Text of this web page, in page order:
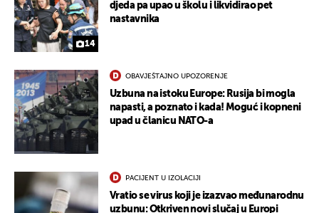
14
djeda pa upao u školu i likvidirao pet
nastavnika
OBAVJEŠTAJNO UPOZORENJE
Uzbuna na istoku Europe: Rusija bi mogla
napasti, a poznato i kada! Moguć i kopneni
upad u članicu NATO-a
PACIJENT U IZOLACIJI
Vratio se virus koji je izazvao međunarodnu
uzbunu: Otkriven novi slučaj u Europi